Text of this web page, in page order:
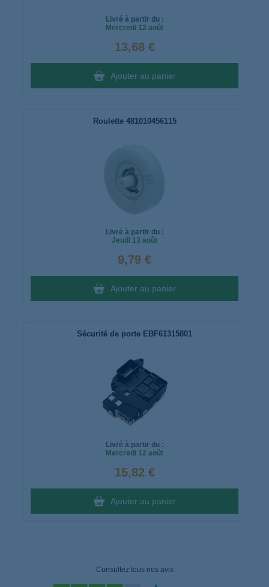
Livré à partir du :
Mercredi 12 août
13,68 €
Ajouter au panier
Roulette 481010456115
Livré à partir du :
Jeudi 13 août
9,79 €
Ajouter au panier
Sécurité de porte EBF61315801
Livré à partir du :
Mercredi 12 août
15,82 €
Ajouter au panier
Consultez tous nos avis